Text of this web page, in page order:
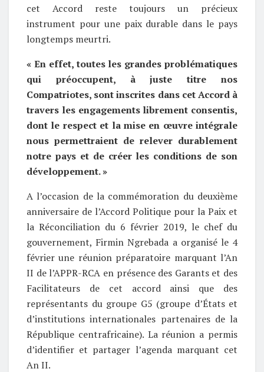
cet Accord reste toujours un précieux
instrument pour une paix durable dans le pays
longtemps meurtri.
« En effet, toutes les grandes problématiques
qui préoccupent, à juste titre nos
Compatriotes, sont inscrites dans cet Accord à
travers les engagements librement consentis,
dont le respect et la mise en œuvre intégrale
nous permettraient de relever durablement
notre pays et de créer les conditions de son
développement. »
A l’occasion de la commémoration du deuxième
anniversaire de l’Accord Politique pour la Paix et
la Réconciliation du 6 février 2019, le chef du
gouvernement, Firmin Ngrebada a organisé le 4
février une réunion préparatoire marquant l’An
II de l’APPR-RCA en présence des Garants et des
Facilitateurs de cet accord ainsi que des
représentants du groupe G5 (groupe d’États et
d’institutions internationales partenaires de la
République centrafricaine). La réunion a permis
d’identifier et partager l’agenda marquant cet
An II.